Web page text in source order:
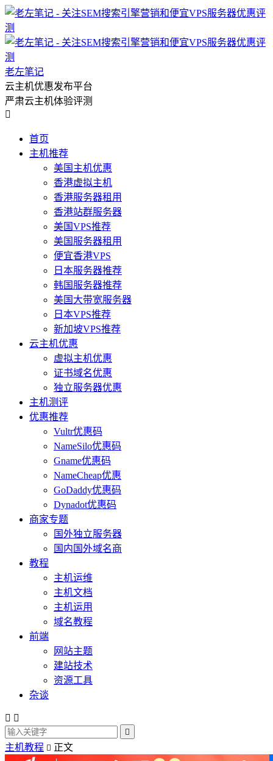
老左笔记
云主机优惠发布平台
严肃云主机体验评测

首页
主机推荐
美国主机优惠
香港虚拟主机
香港服务器租用
香港站群服务器
美国VPS推荐
美国服务器租用
便宜香港VPS
日本服务器推荐
韩国服务器推荐
美国大带宽服务器
日本VPS推荐
新加坡VPS推荐
云主机优惠
虚拟主机优惠
证书域名优惠
独立服务器优惠
主机测评
优惠推荐
Vultr优惠码
NameSilo优惠码
Gname优惠码
NameCheap优惠
GoDaddy优惠码
Dynadot优惠码
商家专题
国外独立服务器
国内国外域名商
教程
主机运维
主机文档
主机运用
域名教程
前端
网站主题
建站技术
资源工具
杂谈
 

主机教程  正文